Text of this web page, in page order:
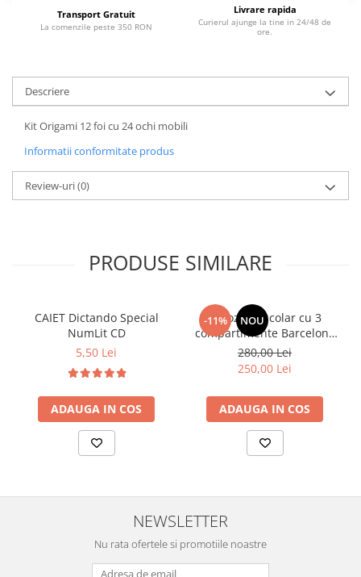
Transport Gratuit
La comenzile peste 350 RON
Livrare rapida
Curierul ajunge la tine in 24/48 de
ore.
Descriere
Kit Origami 12 foi cu 24 ochi mobili
Informatii conformitate produs
Review-uri(0)
PRODUSE SIMILARE
CAIET Dictando Special
NumLit CD
5,50 Lei
ADAUGA IN COS
-11% NOU
Ghiozdan școlar cu 3
compartimente Barcelona
AB340 Astrabag
albastru/rosu
280,00 Lei
250,00 Lei
ADAUGA IN COS
NEWSLETTER
Nu rata ofertele si promotiile noastre